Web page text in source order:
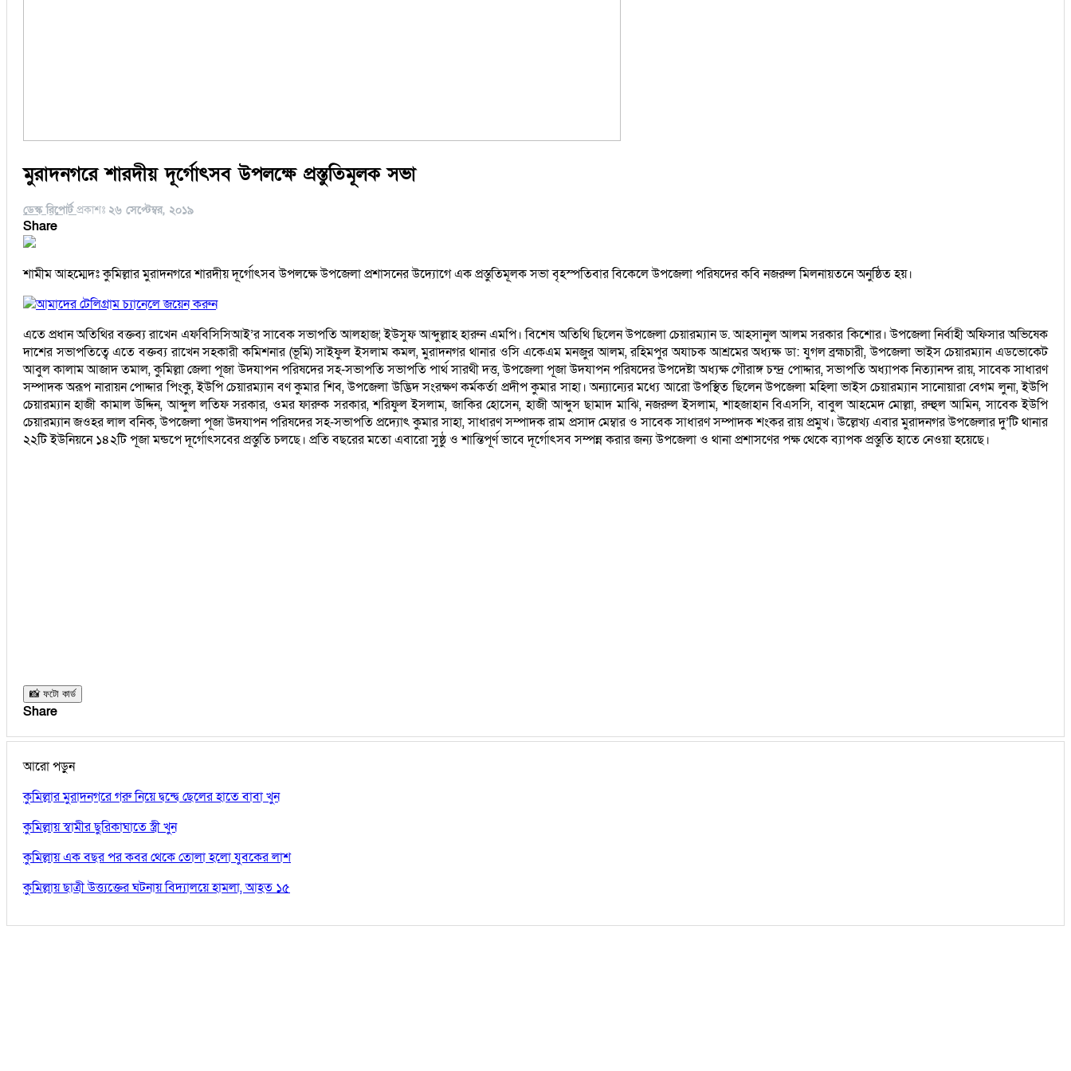
মুরাদনগরে শারদীয় দূর্গোৎসব উপলক্ষে প্রস্তুতিমূলক সভা
ডেস্ক রিপোর্ট প্রকাশঃ ২৬ সেপ্টেম্বর, ২০১৯
Share
শামীম আহম্মেদঃ কুমিল্লার মুরাদনগরে শারদীয় দূর্গোৎসব উপলক্ষে উপজেলা প্রশাসনের উদ্যোগে এক প্রস্তুতিমূলক সভা বৃহস্পতিবার বিকেলে উপজেলা পরিষদের কবি নজরুল মিলনায়তনে অনুষ্ঠিত হয়।
আমাদের টেলিগ্রাম চ্যানেলে জয়েন করুন
এতে প্রধান অতিথির বক্তব্য রাখেন এফবিসিসিআই’র সাবেক সভাপতি আলহাজ¦ ইউসুফ আব্দুল্লাহ হারুন এমপি। বিশেষ অতিথি ছিলেন উপজেলা চেয়ারম্যান ড. আহসানুল আলম সরকার কিশোর। উপজেলা নির্বাহী অফিসার অভিষেক
দাশের সভাপতিত্বে এতে বক্তব্য রাখেন সহকারী কমিশনার (ভূমি) সাইফুল ইসলাম কমল, মুরাদনগর থানার ওসি একেএম মনজুর আলম, রহিমপুর অযাচক আশ্রমের অধ্যক্ষ ডা: যুগল ব্র‏হ্মচারী, উপজেলা ভাইস চেয়ারম্যান এডভোকেট
আবুল কালাম আজাদ তমাল, কুমিল্লা জেলা পূজা উদযাপন পরিষদের সহ-সভাপতি সভাপতি পার্থ সারথী দত্ত, উপজেলা পূজা উদযাপন পরিষদের উপদেষ্টা অধ্যক্ষ গৌরাঙ্গ চন্দ্র পোদ্দার, সভাপতি অধ্যাপক নিত্যানন্দ রায়, সাবেক সাধারণ
সম্পাদক অরূপ নারায়ন পোদ্দার পিংকু, ইউপি চেয়ারম্যান বণ কুমার শিব, উপজেলা উদ্ভিদ সংরক্ষণ কর্মকর্তা প্রদীপ কুমার সাহা। অন্যান্যের মধ্যে আরো উপস্থিত ছিলেন উপজেলা মহিলা ভাইস চেয়ারম্যান সানোয়ারা বেগম লুনা, ইউপি
চেয়ারম্যান হাজী কামাল উদ্দিন, আব্দুল লতিফ সরকার, ওমর ফারুক সরকার, শরিফুল ইসলাম, জাকির হোসেন, হাজী আব্দুস ছামাদ মাঝি, নজরুল ইসলাম, শাহজাহান বিএসসি, বাবুল আহমেদ মোল্লা, রুহুল আমিন, সাবেক ইউপি
চেয়ারম্যান জওহর লাল বনিক, উপজেলা পূজা উদযাপন পরিষদের সহ-সভাপতি প্রদ্যোৎ কুমার সাহা, সাধারণ সম্পাদক রাম প্রসাদ মেম্বার ও সাবেক সাধারণ সম্পাদক শংকর রায় প্রমুখ। উল্লেখ্য এবার মুরাদনগর উপজেলার দু’টি থানার
২২টি ইউনিয়নে ১৪২টি পূজা মন্ডপে দূর্গোৎসবের প্রস্তুতি চলছে। প্রতি বছরের মতো এবারো সুষ্ঠু ও শান্তিপূর্ণ ভাবে দূর্গোৎসব সম্পন্ন করার জন্য উপজেলা ও থানা প্রশাসণের পক্ষ থেকে ব্যাপক প্রস্তুতি হাতে নেওয়া হয়েছে।
📸 ফটো কার্ড
Share
আরো পড়ুন
কুমিল্লার মুরাদনগরে গরু নিয়ে দ্বন্দ্বে ছেলের হাতে বাবা খুন
কুমিল্লায় স্বামীর ছুরিকাঘাতে স্ত্রী খুন
কুমিল্লায় এক বছর পর কবর থেকে তোলা হলো যুবকের লাশ
কুমিল্লায় ছাত্রী উত্ত্যক্তের ঘটনায় বিদ্যালয়ে হামলা, আহত ১৫